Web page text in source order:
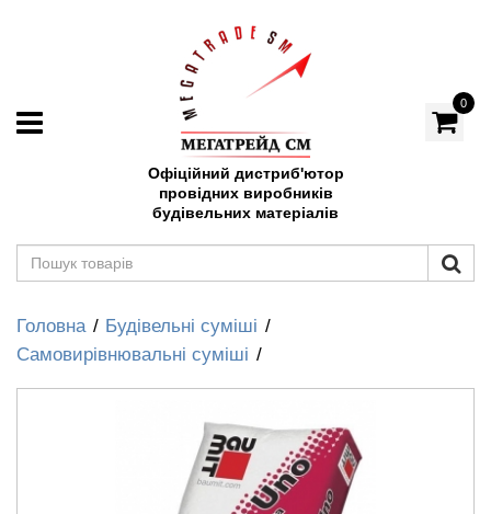
Офіційний дистриб'ютор
провідних виробників
будівельних матеріалів
0
Головна
Будівельні суміші
Самовирівнювальні суміші